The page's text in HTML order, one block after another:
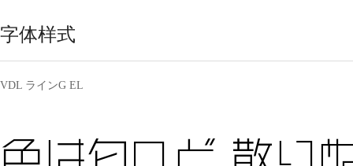
字体样式
VDL ラインG EL